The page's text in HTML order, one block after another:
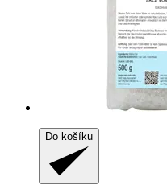
Do košíku